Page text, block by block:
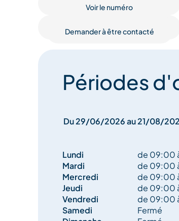
Le secrétariat, quant à lui, s'occupe
gestion des forfaits post-
Voir le numéro
Demander à être contacté
Périodes
Du 29/06/2026 au 21/08/
Lundi de 09:00
Mardi
de 09:00
Mercredi
de 09:00
Jeudi
de 09:00
Vendredi
de 09:00
Samedi
Fermé